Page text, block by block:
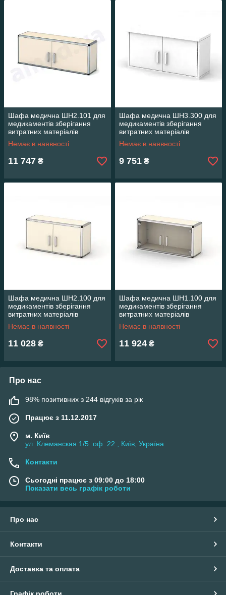
Шафа медична ШН2.101 для
медикаментів зберігання
витратних матеріалів
лікарських засобів навісний
Немає в наявності
11 747 ₴
Шафа медична ШН3.300 для
медикаментів зберігання
витратних матеріалів
лікарських засобів навісний
Немає в наявності
9 751 ₴
Шафа медична ШН2.100 для
медикаментів зберігання
витратних матеріалів
лікарських засобів навісний
Немає в наявності
11 028 ₴
Шафа медична ШН1.100 для
медикаментів зберігання
витратних матеріалів
лікарських засобів навісний
Немає в наявності
11 924 ₴
Про нас
98% позитивних з 244 відгуків за рік
Працює з 11.12.2017
м. Київ
ул. Клеманская 1/5. оф. 22., Київ, Україна
Контакти
Сьогодні працює з 09:00 до 18:00
Показати весь графік роботи
Про нас
Контакти
Доставка та оплата